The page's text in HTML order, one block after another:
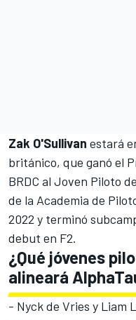
Zak O'Sullivan estará
británico, que ganó el
BRDC al Joven Piloto
de la Academia de
2022 y terminó
debut en F2.
¿Qué jóvenes
alineará
- Nyck de Vries y Liam